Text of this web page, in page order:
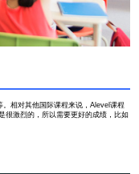
相对其他国际课程来说，Alevel课程
很激烈的，所以需要更好的成绩，比如